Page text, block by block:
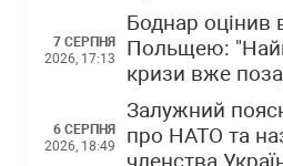
7 СЕРПНЯ
2026, 17:13
Боднар оцінив
Польщею:
кризи вже
6 СЕРПНЯ
2026, 18:49
Залужний
про НАТО та